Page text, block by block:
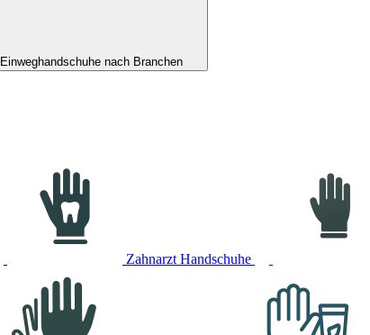
Einweghandschuhe nach Branchen
Zahnarzt Handschuhe